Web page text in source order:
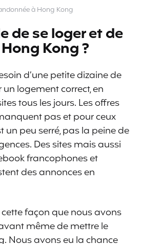
à Hong Kong
de se loger et de
Kong ?
d’une petite dizaine de
logement correct, en
tous les jours. Les offres
pas et pour ceux
un peu serré, pas la peine de
Des sites mais aussi
francophones et
des annonces en
cette façon que nous avons
même de mettre le
Nous avons eu la chance